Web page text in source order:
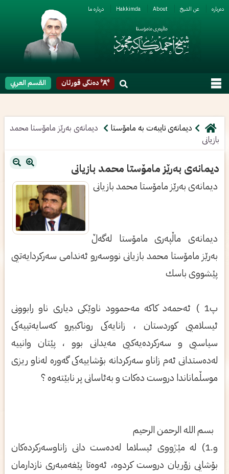
عن الشیخ Hakkimda About دربارە ما
القسم العربي دەنگی قورئان
دیمانەی تایبەت بە مامۆستا
دیمانه‌ی به‌رێز مامۆستا محمد
بازیانی
دیمانه‌ی به‌رێز مامۆستا محمد بازیانی
دیمانه‌ی به‌رێز مامۆستا محمد بازیانی
دیمانه‌ی ماڵپه‌ری مامۆستا له‌گه‌ڵ
به‌رێز مامۆستا محمد بازیانی نووسه‌رو ئه‌ندامی سه‌ركردایه‌تیی
پێشووی باسك
پ1 ) ئه‌حمه‌د كاكه‌ مه‌حموود ناوێكی دیاری ناو رابوونی
ئیسلامیی كوردستان ، زانایه‌كی روناكبیرو كه‌سایه‌تییه‌كی
سیاسیی و سه‌ركرده‌یه‌كیی مه‌یدانی بوو ، پێتان وانییه‌
له‌ده‌ستدانی ئه‌م زاناو سه‌ركردانه‌ بۆشاییه‌كی گه‌وره‌ له‌ناو ریزی
موسڵماناندا دروست ده‌كات و به‌ئاسانی پر نابێته‌وه‌ ؟
بسم الله الرحمن الرحیم
و.1) له‌ مێژووی‌ ئیسلاما له‌ده‌ست دانی‌ زاناوسه‌ركرده‌كان
بۆشایی زۆریان دروست كردوه‌، ئه‌وه‌تا پێغه‌مبه‌ری‌ نازدارمان